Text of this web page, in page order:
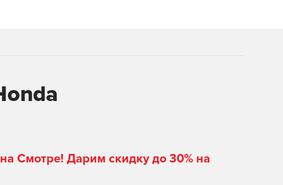
Смотре! Дарим скидку до 30% на